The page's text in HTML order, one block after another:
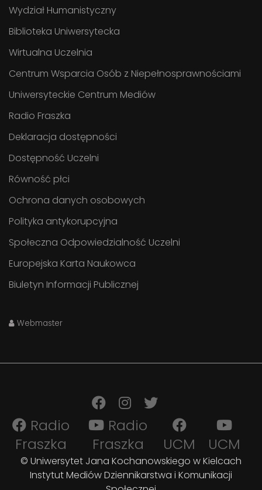
Wydział Humanistyczny
Biblioteka Uniwersytecka
Wirtualna Uczelnia
Centrum Wsparcia Osób z Niepełnosprawnościami
Uniwersyteckie Centrum Mediów
Radio Fraszka
Deklaracja dostępności
Dostępność Uczelni
Równość płci
Ochrona danych osobowych
Polityka antykorupcyjna
Społeczna Odpowiedzialność Uczelni
Europejska Karta Naukowca
Biuletyn Informacji Publicznej
Webmaster
Radio
Fraszka
Radio
Fraszka UCM
UCM
© Uniwersytet Jana Kochanowskiego w Kielcach
Instytut Mediów Dziennikarstwa i Komunikacji